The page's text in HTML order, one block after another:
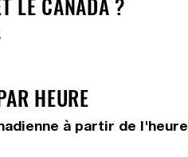
HEURE
à partir de l'heure